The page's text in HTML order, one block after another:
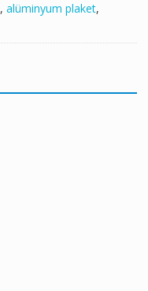
, alüminyum plaket,